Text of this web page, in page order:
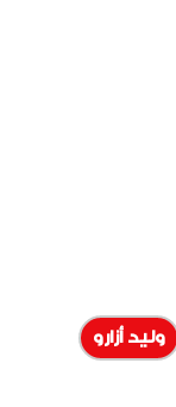
وليد أزارو